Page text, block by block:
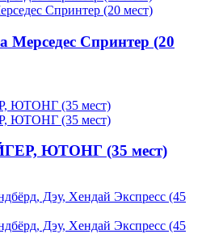
Мерседес Спринтер (20
ЮТОНГ (35 мест)